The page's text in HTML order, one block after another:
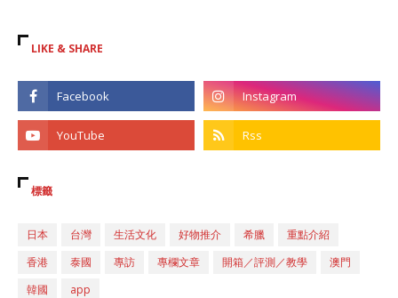
LIKE & SHARE
標籤
日本 台灣 生活文化 好物推介 希臘
重點介紹
香港
泰國 專訪 專欄文章 開箱／評測／教學
澳門
韓國
app